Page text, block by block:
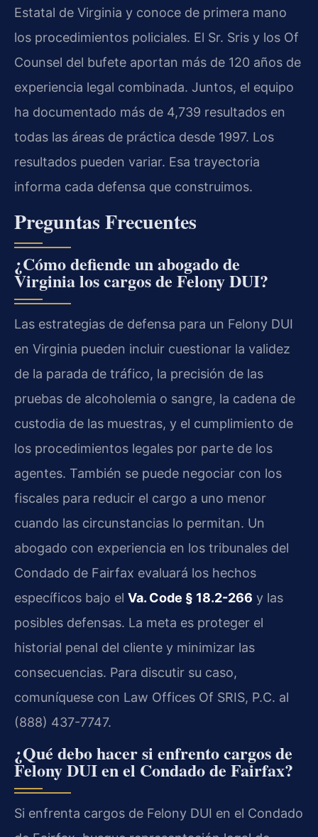
Estatal de Virginia y conoce de primera mano
los procedimientos policiales. El Sr. Sris y los Of
Counsel del bufete aportan más de 120 años de
experiencia legal combinada. Juntos, el equipo
ha documentado más de 4,739 resultados en
todas las áreas de práctica desde 1997. Los
resultados pueden variar. Esa trayectoria
informa cada defensa que construimos.
Preguntas Frecuentes
¿Cómo defiende un abogado de
Virginia los cargos de Felony DUI?
Las estrategias de defensa para un Felony DUI
en Virginia pueden incluir cuestionar la validez
de la parada de tráfico, la precisión de las
pruebas de alcoholemia o sangre, la cadena de
custodia de las muestras, y el cumplimiento de
los procedimientos legales por parte de los
agentes. También se puede negociar con los
fiscales para reducir el cargo a uno menor
cuando las circunstancias lo permitan. Un
abogado con experiencia en los tribunales del
Condado de Fairfax evaluará los hechos
específicos bajo el Va. Code § 18.2-266 y las
posibles defensas. La meta es proteger el
historial penal del cliente y minimizar las
consecuencias. Para discutir su caso,
comuníquese con Law Offices Of SRIS, P.C. al
(888) 437-7747.
¿Qué debo hacer si enfrento cargos de
Felony DUI en el Condado de Fairfax?
Si enfrenta cargos de Felony DUI en el Condado